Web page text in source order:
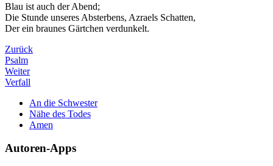
Blau ist auch der Abend;
Die Stunde unseres Absterbens, Azraels Schatten,
Der ein braunes Gärtchen verdunkelt.
Zurück
Psalm
Weiter
Verfall
An die Schwester
Nähe des Todes
Amen
Autoren-Apps